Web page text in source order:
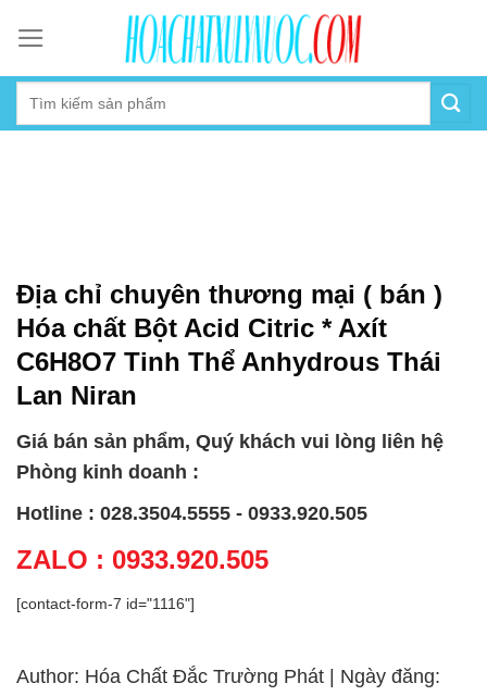
content
Địa chỉ chuyên thương mại ( bán )
Hóa chất Bột Acid Citric * Axít
C6H8O7 Tinh Thể Anhydrous Thái
Lan Niran
Giá bán sản phẩm, Quý khách vui lòng liên hệ
Phòng kinh doanh :
Hotline : 028.3504.5555 - 0933.920.505
ZALO : 0933.920.505
[contact-form-7 id="1116"]
Author: Hóa Chất Đắc Trường Phát | Ngày đăng: